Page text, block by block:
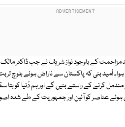
کے باوجود نواز شریف نے جب ڈاکٹر مالک
اُمید بنی کہ پاکستان سے ناراض ہوئے بلوچ
کرنے کے راستے بنیں گے اور ہم دُنیا کو بتا
عناصر کو آئین اور جمہوریت کے طے شدہ